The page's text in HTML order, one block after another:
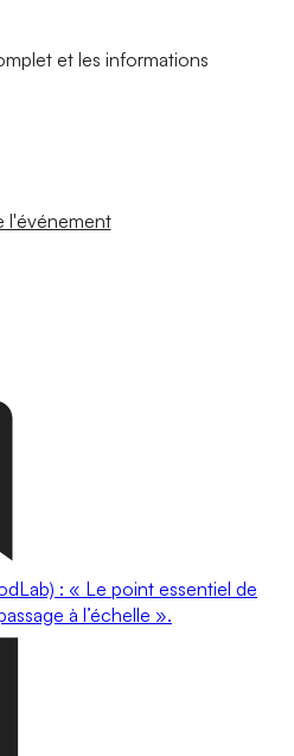
et les informations
l'événement
: « Le point essentiel de
à l’échelle ».